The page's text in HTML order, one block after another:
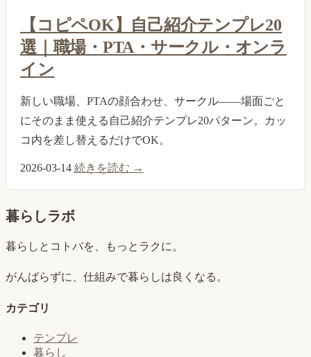
【コピペOK】自己紹介テンプレ20
選｜職場・PTA・サークル・オンラ
イン
新しい職場、PTAの顔合わせ、サークル——場面ごと
にそのまま使える自己紹介テンプレ20パターン。カッ
コ内を差し替えるだけでOK。
2026-03-14 続きを読む →
暮らしラボ
暮らしとコトバを、もっとラクに。
がんばらずに、仕組みで暮らしは良くなる。
カテゴリ
テンプレ
暮らし